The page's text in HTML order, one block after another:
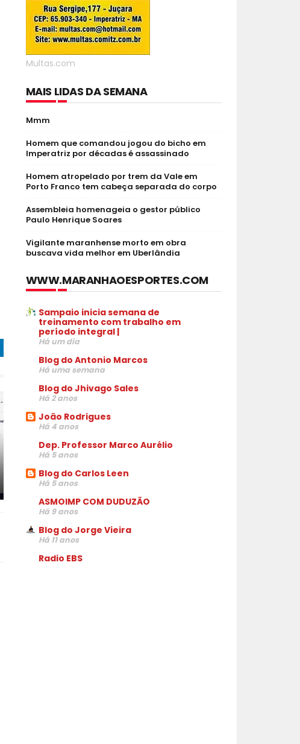
Multas.com
MAIS LIDAS DA SEMANA
Mmm
Homem que comandou jogou do bicho em
Imperatriz por décadas é assassinado
Homem atropelado por trem da Vale em
Porto Franco tem cabeça separada do corpo
Assembleia homenageia o gestor público
Paulo Henrique Soares
Vigilante maranhense morto em obra
buscava vida melhor em Uberlândia
WWW.MARANHAOESPORTES.COM
Sampaio inicia semana de
treinamento com trabalho em
período integral |
Há um dia
Blog do Antonio Marcos
Há uma semana
Blog do Jhivago Sales
Há 2 anos
João Rodrigues
Há 4 anos
Dep. Professor Marco Aurélio
Há 5 anos
Blog do Carlos Leen
Há 5 anos
ASMOIMP COM DUDUZÃO
Há 9 anos
Blog do Jorge Vieira
Há 11 anos
Radio EBS